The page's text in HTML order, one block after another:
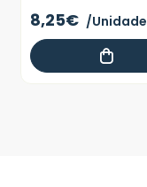
8,25€ /Unidade